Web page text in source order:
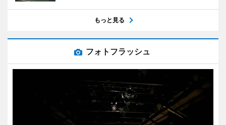
もっと見る
フォトフラッシュ